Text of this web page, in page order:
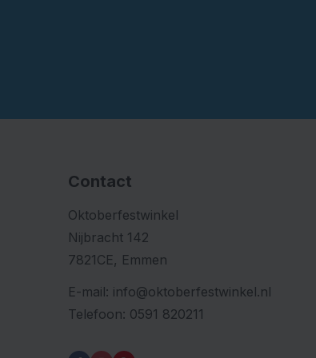
Contact
Oktoberfestwinkel
Nijbracht 142
7821CE, Emmen
E-mail: info@oktoberfestwinkel.nl
Telefoon: 0591 820211